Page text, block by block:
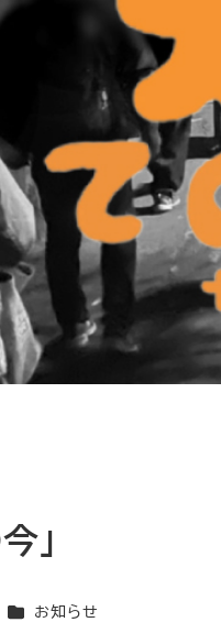
」
カテゴリー
お知らせ